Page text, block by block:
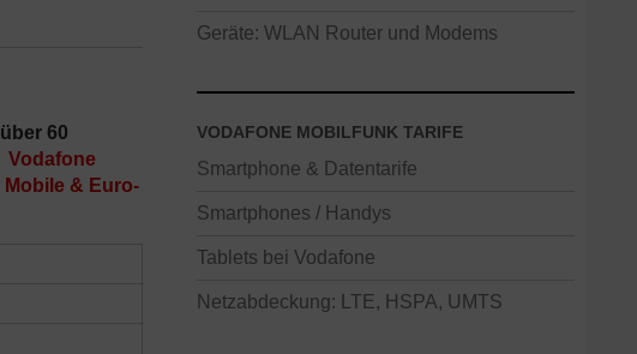
über 60
Vodafone
Mobile & Euro-
Geräte: WLAN Router und Modems
VODAFONE MOBILFUNK TARIFE
Smartphone & Datentarife
Smartphones / Handys
Tablets bei Vodafone
Netzabdeckung: LTE, HSPA, UMTS